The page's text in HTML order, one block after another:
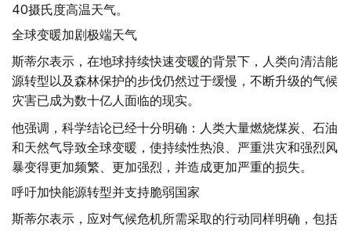
40摄氏度高温天气。
全球变暖加剧极端天气
斯蒂尔表示，在地球持续快速变暖的背景下，人类向清洁能
源转型以及森林保护的步伐仍然过于缓慢，不断升级的气候
灾害已成为数十亿人面临的现实。
他强调，科学结论已经十分明确：人类大量燃烧煤炭、石油
和天然气导致全球变暖，使持续性热浪、严重洪灾和强烈风
暴变得更加频繁、更加强烈，并造成更加严重的损失。
呼吁加快能源转型并支持脆弱国家
斯蒂尔表示，应对气候危机所需采取的行动同样明确，包括